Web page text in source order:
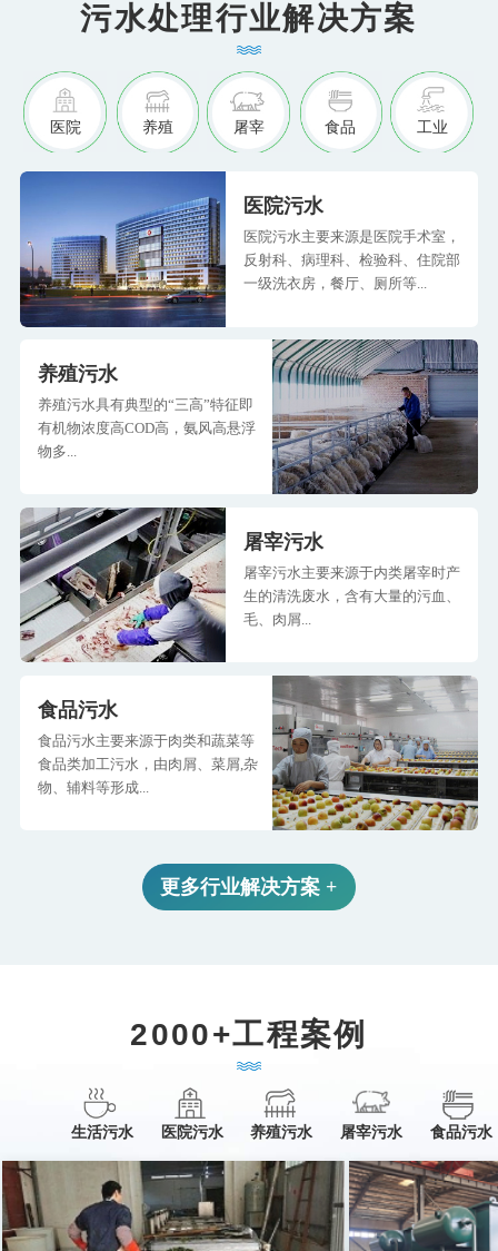
污水处理行业解决方案
医院 养殖 屠宰 食品 工业
医院污水
医院污水主要来源是医院手术室，
反射科、病理科、检验科、住院部
一级洗衣房，餐厅、厕所等...
养殖污水
养殖污水具有典型的“三高”特征即
有机物浓度高COD高，氨风高悬浮
物多...
屠宰污水
屠宰污水主要来源于内类屠宰时产
生的清洗废水，含有大量的污血、
毛、肉屑...
食品污水
食品污水主要来源于肉类和蔬菜等
食品类加工污水，由肉屑、菜屑,杂
物、辅料等形成...
更多行业解决方案 +
2000+工程案例
生活污水 医院污水 养殖污水 屠宰污水 食品污水